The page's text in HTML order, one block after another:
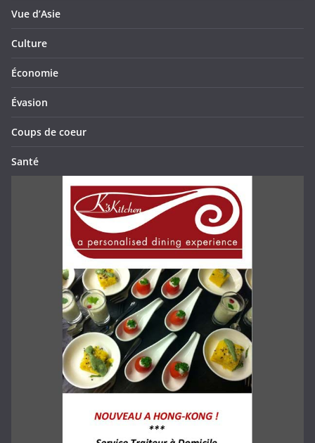
Vue d’Asie
Culture
Économie
Évasion
Coups de coeur
Santé